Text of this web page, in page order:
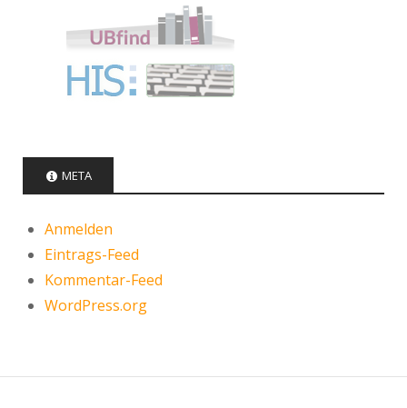
META
Anmelden
Eintrags-Feed
Kommentar-Feed
WordPress.org